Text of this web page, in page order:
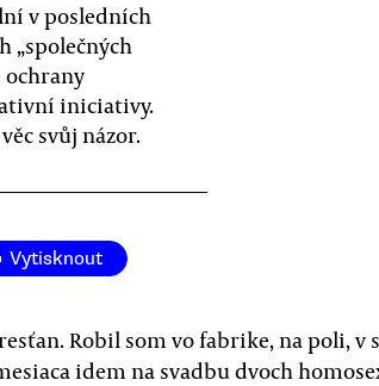
v posledních
„společných
ochrany
iniciativy.
svůj názor.
Vytisknout
Robil som vo fabrike, na poli, v
idem na svadbu dvoch